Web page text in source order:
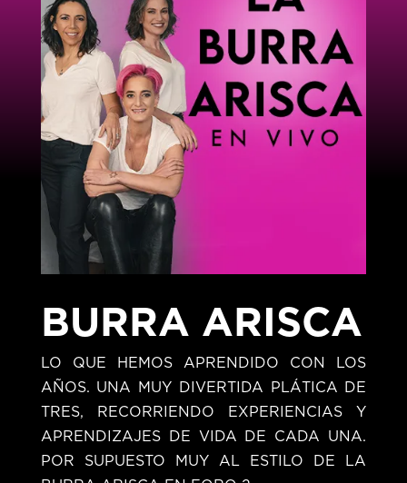
BURRA ARISCA
LO QUE HEMOS APRENDIDO CON LOS
AÑOS. UNA MUY DIVERTIDA PLÁTICA DE
TRES, RECORRIENDO EXPERIENCIAS Y
APRENDIZAJES DE VIDA DE CADA UNA.
POR SUPUESTO MUY AL ESTILO DE LA